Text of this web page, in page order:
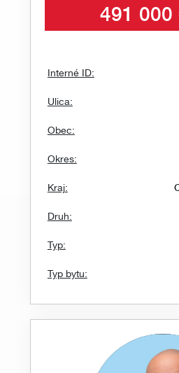
491 000
Interné ID:
Ulica:
Obec:
Okres:
Kraj:
Druh:
Typ:
Typ bytu: